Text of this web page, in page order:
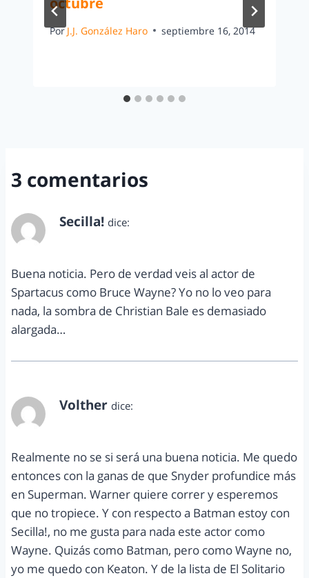
Por J.J. González Haro septiembre 16, 2014
3 comentarios
Secilla! dice:
Buena noticia. Pero de verdad veis al actor de
Spartacus como Bruce Wayne? Yo no lo veo para
nada, la sombra de Christian Bale es demasiado
alargada…
Volther dice:
Realmente no se si será una buena noticia. Me quedo
entonces con la ganas de que Snyder profundice más
en Superman. Warner quiere correr y esperemos
que no tropiece. Y con respecto a Batman estoy con
Secilla!, no me gusta para nada este actor como
Wayne. Quizás como Batman, pero como Wayne no,
yo me quedo con Keaton. Y de la lista de El Solitario